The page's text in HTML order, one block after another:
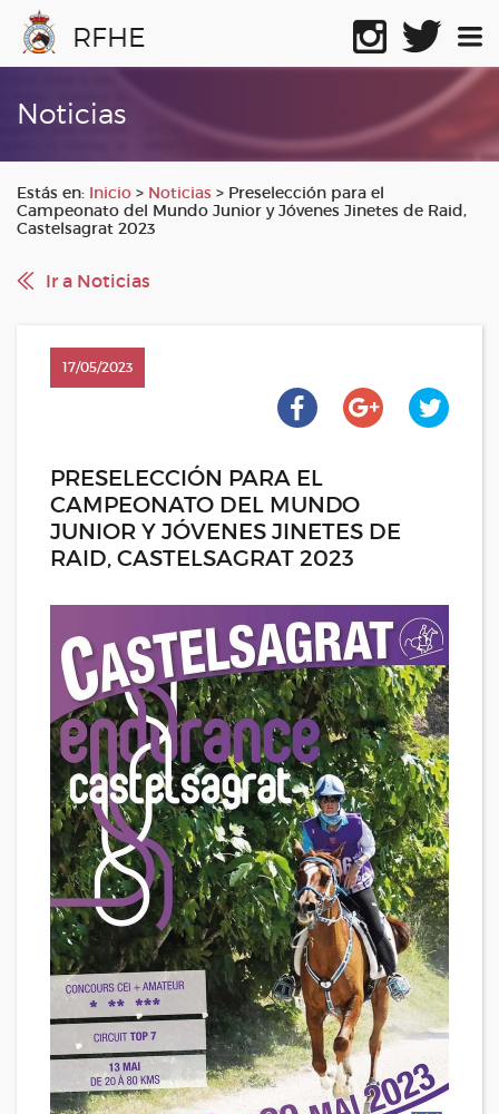
RFHE
Noticias
Estás en: Inicio > Noticias > Preselección para el
Campeonato del Mundo Junior y Jóvenes Jinetes de Raid,
Castelsagrat 2023
Ir a Noticias
17/05/2023
PRESELECCIÓN PARA EL
CAMPEONATO DEL MUNDO
JUNIOR Y JÓVENES JINETES DE
RAID, CASTELSAGRAT 2023